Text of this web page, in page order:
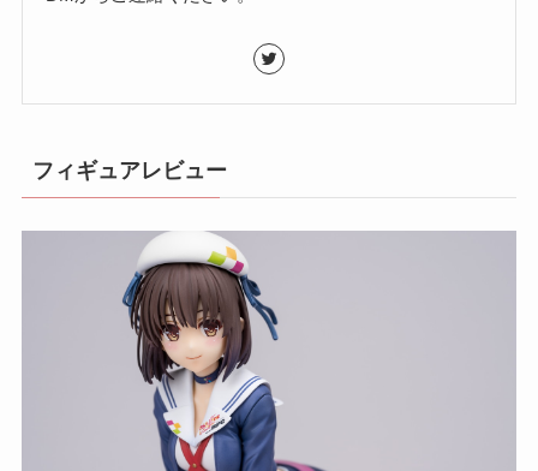
フィギュアレビュー